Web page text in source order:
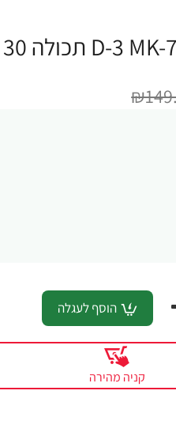
הוסף לעגלה
קניה מהירה